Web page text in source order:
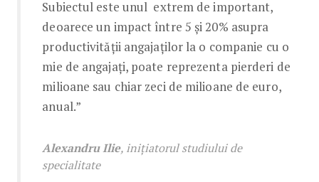
Subiectul este unul extrem de important,
deoarece un impact între 5 și 20% asupra
productivității angajaților la o companie cu o
mie de angajați, poate reprezenta pierderi de
milioane sau chiar zeci de milioane de euro,
anual.”
Alexandru Ilie, inițiatorul studiului de
specialitate